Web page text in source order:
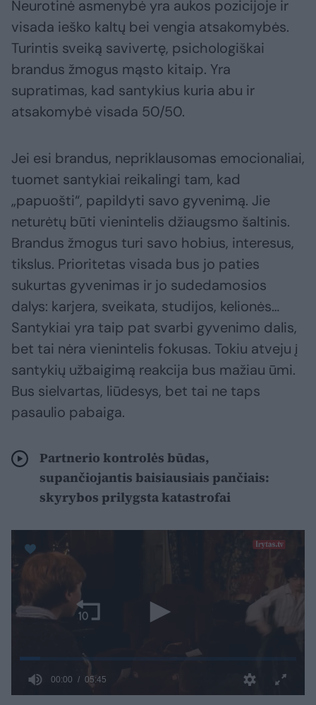
Neurotinė asmenybė yra aukos pozicijoje ir
visada ieško kaltų bei vengia atsakomybės.
Turintis sveiką savivertę, psichologiškai
brandus žmogus mąsto kitaip. Yra
supratimas, kad santykius kuria abu ir
atsakomybė visada 50/50.
Jei esi brandus, nepriklausomas emocionaliai,
tuomet santykiai reikalingi tam, kad
„papuošti“, papildyti savo gyvenimą. Jie
neturėtų būti vienintelis džiaugsmo šaltinis.
Brandus žmogus turi savo hobius, interesus,
tikslus. Prioritetas visada bus jo paties
sukurtas gyvenimas ir jo sudedamosios
dalys: karjera, sveikata, studijos, kelionės…
Santykiai yra taip pat svarbi gyvenimo dalis,
bet tai nėra vienintelis fokusas. Tokiu atveju į
santykių užbaigimą reakcija bus mažiau ūmi.
Bus sielvartas, liūdesys, bet tai ne taps
pasaulio pabaiga.
Partnerio kontrolės būdas,
supančiojantis baisiausiais pančiais:
skyrybos prilygsta katastrofai